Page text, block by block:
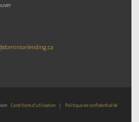
Conditions d’utilisation | Politique de confidentialité